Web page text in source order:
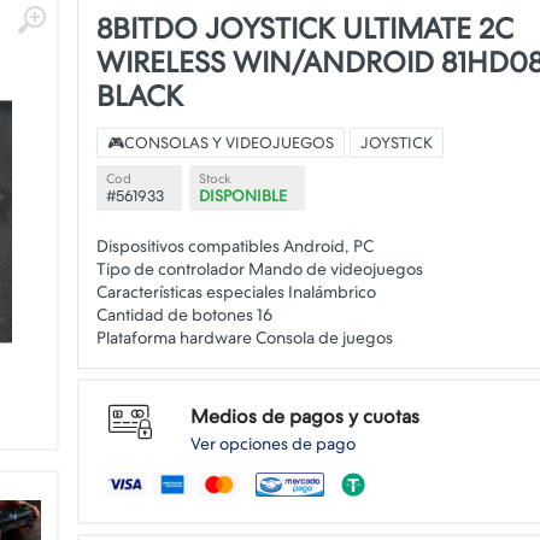
8BITDO JOYSTICK ULTIMATE 2C
WIRELESS WIN/ANDROID
BLACK
🎮CONSOLAS Y VIDEOJUEGOS JOYSTICK
Cod
#561933
Stock
DISPONIBLE
Dispositivos compatibles Android, PC
Tipo de controlador Mando de videojuegos
Características especiales Inalámbrico
Cantidad de botones 16
Medios de pagos y cuotas
Ver opciones de pago